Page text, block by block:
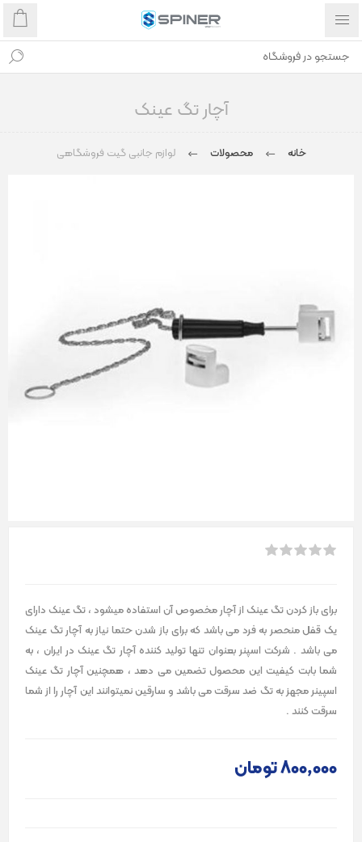
آچار تگ عینک
خانه محصولات لوازم جانبی گیت فروشگاهی
برای باز کردن تگ عینک از آچار مخصوص آن استفاده میشود ، تگ عینک دارای
یک قفل منحصر به فرد می باشد که برای باز شدن حتما نیاز به آچار تگ عینک
می باشد . شرکت اسپنر بعنوان تنها تولید کننده آچار تگ عینک در ایران ، به
شما بابت کیفیت این محصول تضمین می دهد ، همچنین آچار تگ عینک
اسپینر مجهز به تگ ضد سرقت می باشد و سارقین نمیتوانند این آچار را از شما
سرقت کنند .
800٬000 تومان